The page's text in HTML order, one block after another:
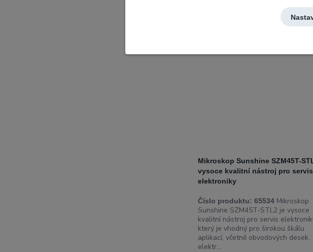
Mikroskop Sunshine SZM45T-
vysoce kvalitní nástroj pro servis
elektroniky
Číslo produktu: 65534 Mikroskop
Sunshine SZM45T-STL2 je vysoce
kvalitní nástroj pro servis
který je vhodný pro širokou škálu
aplikací, včetně obvodových desek,
elektr...